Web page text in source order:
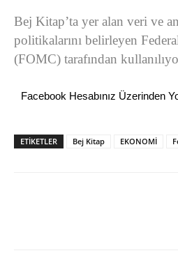
Bej Kitap’ta yer alan veri ve
politikalarını belirleyen
(FOMC) tarafından
Facebook Hesabınız Üzerinden
ETİKETLER Bej Kitap EKONOMİ